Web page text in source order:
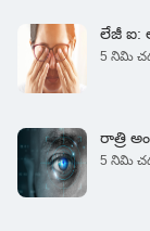
లేజీ ఐ:
5 నిమి
రాత్రి
5 నిమి